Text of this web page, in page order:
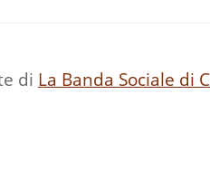
di La Banda Sociale di